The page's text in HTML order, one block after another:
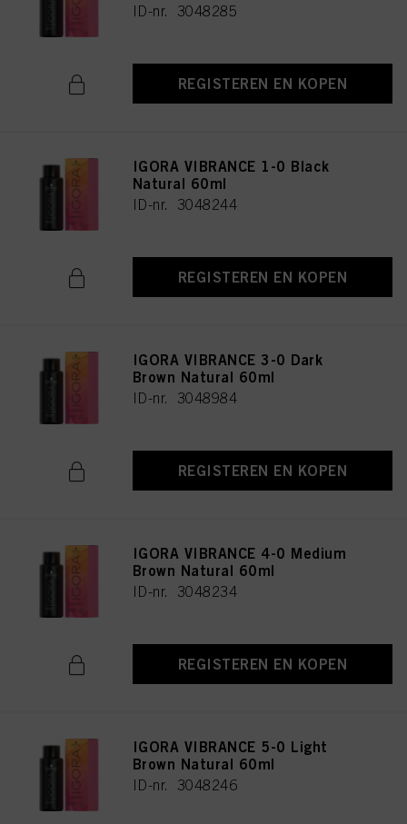
ID-nr. 3048285
REGISTEREN EN KOPEN
IGORA VIBRANCE 1-0 Black
Natural 60ml
ID-nr. 3048244
REGISTEREN EN KOPEN
IGORA VIBRANCE 3-0 Dark
Brown Natural 60ml
ID-nr. 3048984
REGISTEREN EN KOPEN
IGORA VIBRANCE 4-0 Medium
Brown Natural 60ml
ID-nr. 3048234
REGISTEREN EN KOPEN
IGORA VIBRANCE 5-0 Light
Brown Natural 60ml
ID-nr. 3048246